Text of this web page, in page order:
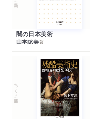
闇の日本美術
山本聡美著
ちくま学芸文庫